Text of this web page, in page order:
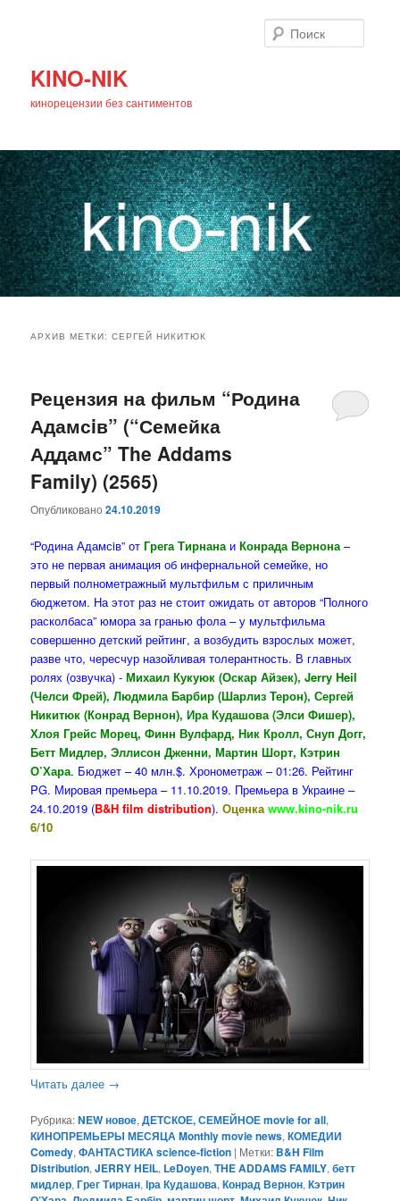
KINO-NIK
кинорецензии без сантиментов
основному
содержимому
дополнительному
содержимому
АРХИВ МЕТКИ:СЕРГЕЙ НИКИТЮК
Рецензия на фильм “Родина
Адамсiв” (“Семейка
Аддамс” The Addams
Family) (2565)
Опубликовано24.10.2019
“Родина Адамсiв” отГрега Тирнана и Конрада Вернона –
это не первая анимация об инфернальной семейке, но
первый полнометражный мультфильм с приличным
бюджетом. На этот раз не стоит ожидать от авторов “Полного
расколбаса” юмора за гранью фола – у мультфильма
совершенно детский рейтинг, а возбудить взрослых может,
разве что, чересчур назойливая толерантность. В главных
ролях (озвучка) -Михаил Кукуюк (Оскар Айзек), Jerry Heil
(Челси Фрей), Людмила Барбир (Шарлиз Терон), Сергей
Никитюк (Конрад Вернон), Ира Кудашова (Элси Фишер),
Хлоя Грейс Морец, Финн Вулфард, Ник Кролл, Снуп Догг,
Бетт Мидлер, Эллисон Дженни, Мартин Шорт, Кэтрин
О’Хара. Бюджет – 40 млн.$. Хронометраж – 01:26. Рейтинг
PG. Мировая премьера – 11.10.2019. Премьера в Украине –
24.10.2019 (B&H film distribution).Оценкаwww.kino-nik.ru
6/10
Читать далее →
Рубрика:NEW новое,ДЕТСКОЕ, СЕМЕЙНОЕ movie for all,
КИНОПРЕМЬЕРЫ МЕСЯЦА Monthly movie news,КОМЕДИИ
Comedy,ФАНТАСТИКА science-fiction | Метки: B&H Film
Distribution,JERRY HEIL, LeDoyen,THE ADDAMS FAMILY,бетт
мидлер,Грег Тирнан,Іра Кудашова,Конрад Вернон,Кэтрин